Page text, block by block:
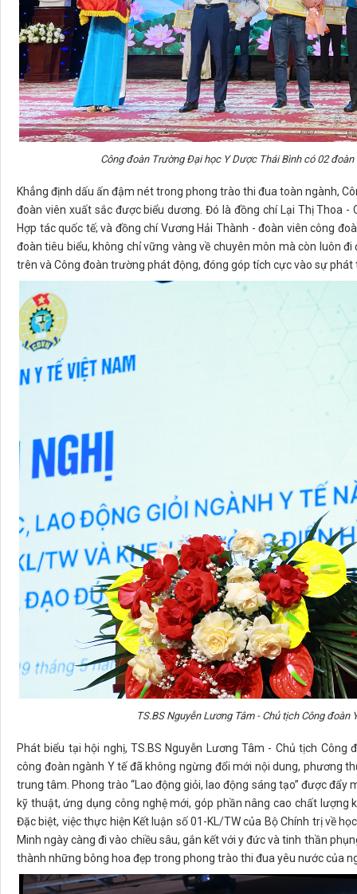
Công đoàn Trường Đại học Y Dược Thái Bình có 02
Khẳng định dấu ấn đậm nét trong phong trào thi đua toàn ngành,
đoàn viên xuất sắc được biểu dương. Đó là đồng chí Lại Thị Thoa
Hợp tác quốc tế; và đồng chí Vương Hải Thành - đoàn viên công
đoàn tiêu biểu, không chỉ vững vàng về chuyên môn mà còn luôn
trên và Công đoàn trường phát động, đóng góp tích cực vào sự
TS.BS Nguyễn Lương Tâm - Chủ tịch Công đoàn
Phát biểu tại hội nghị, TS.BS Nguyễn Lương Tâm - Chủ tịch
công đoàn ngành Y tế đã không ngừng đổi mới nội dung, phương
trung tâm. Phong trào “Lao động giỏi, lao động sáng tạo” được đẩy
kỹ thuật, ứng dụng công nghệ mới, góp phần nâng cao chất lượng
Đặc biệt, việc thực hiện Kết luận số 01-KL/TW của Bộ Chính trị về
Minh ngày càng đi vào chiều sâu, gắn kết với y đức và tinh thần
thành những bông hoa đẹp trong phong trào thi đua yêu nước của